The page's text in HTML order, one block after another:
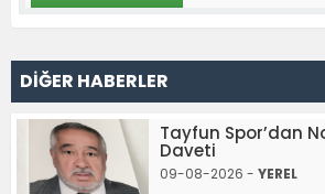
DİĞER HABERLER
Tayfun Spor’dan
Daveti
09-08-2026 - YEREL